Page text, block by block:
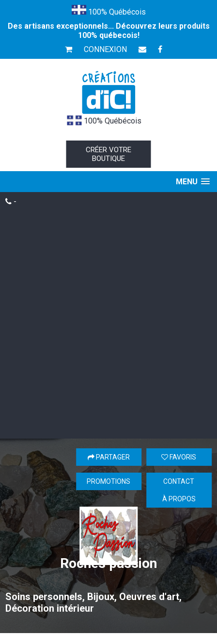
100% Québécois
Des artisans exceptionnels... Découvrez leurs produits
100% québecois!
CONNEXION
100% Québécois
CRÉER VOTRE
BOUTIQUE
MENU
-
Roches passion
Soins personnels, Bijoux, Oeuvres d'art,
Décoration intérieur
FAVORIS
PARTAGER
CONTACT
PROMOTIONS
À PROPOS